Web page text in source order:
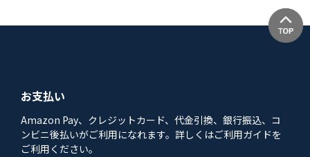
お支払い
Amazon Pay、クレジットカード、代金引換、銀行振込、コ
ンビニ後払いがご利用になれます。詳しくはご利用ガイドを
ご利用ください。